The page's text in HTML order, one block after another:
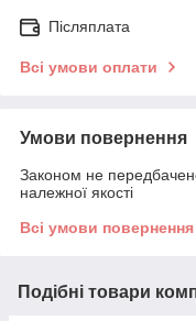
Післяплата
Всі умови оплати
Умови повернення
Законом не
належної якості
Всі умови повернення
Подібні товари